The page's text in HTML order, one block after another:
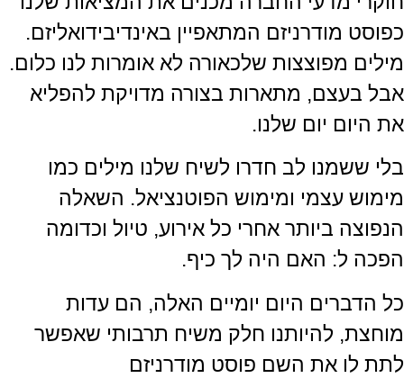
כפוסט מודרניזם המתאפיין באינדיבידואליזם.
מילים מפוצצות שלכאורה לא אומרות לנו כלום.
אבל בעצם, מתארות בצורה מדויקת להפליא
את היום יום שלנו.
בלי ששמנו לב חדרו לשיח שלנו מילים כמו
מימוש עצמי ומימוש הפוטנציאל. השאלה
הנפוצה ביותר אחרי כל אירוע, טיול וכדומה
הפכה ל: האם היה לך כיף.
כל הדברים היום יומיים האלה, הם עדות
מוחצת, להיותנו חלק משיח תרבותי שאפשר
לתת לו את השם פוסט מודרניזם